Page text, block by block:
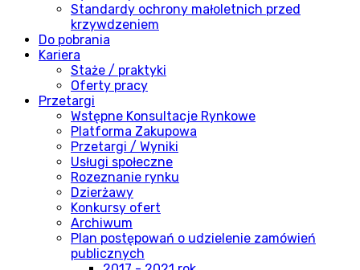
Standardy ochrony małoletnich przed
krzywdzeniem
Do pobrania
Kariera
Staże / praktyki
Oferty pracy
Przetargi
Wstępne Konsultacje Rynkowe
Platforma Zakupowa
Przetargi / Wyniki
Usługi społeczne
Rozeznanie rynku
Dzierżawy
Konkursy ofert
Archiwum
Plan postępowań o udzielenie zamówień
publicznych